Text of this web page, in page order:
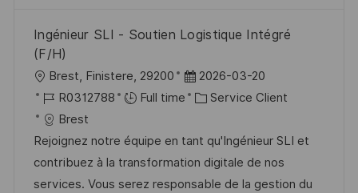
Ingénieur SLI - Soutien Logistique Intégré
(F/H)
o
c
a
l
i
Brest, Finistere, 29200
D
a
e
d
’
2026-03-20
R
é
f
é
r
R0312788 Full time
C
t
é
g
Service Client
Brest
Rejoignez notre équipe en tant qu'Ingénieur SLI et
contribuez à la transformation digitale de nos
services. Vous serez responsable de la gestion du